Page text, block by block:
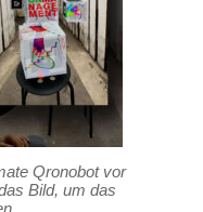
Qronobot vor
Bild, um das